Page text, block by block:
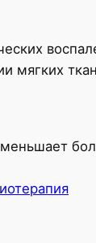
мягких